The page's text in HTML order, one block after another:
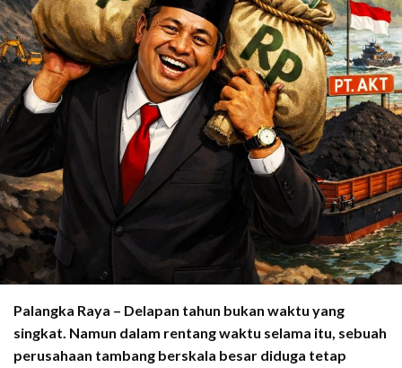
Palangka Raya – Delapan tahun bukan waktu yang
singkat. Namun dalam rentang waktu selama itu, sebuah
perusahaan tambang berskala besar diduga tetap